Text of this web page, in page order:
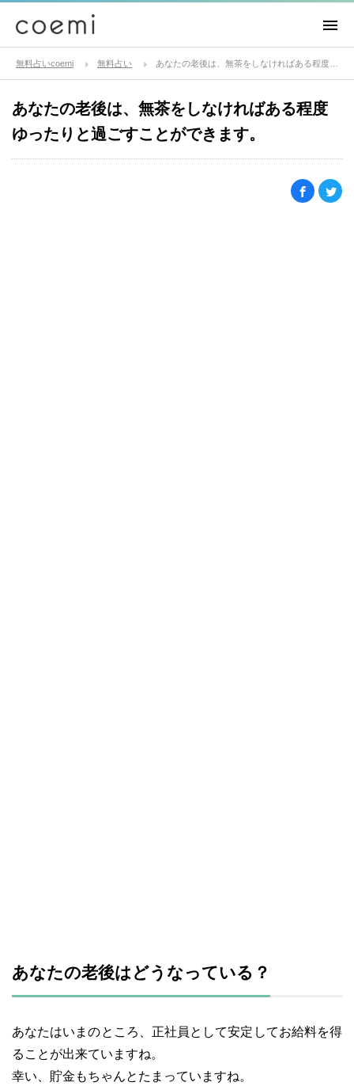
無料占いcoemi 無料占い
あなたの老後は、無茶をしなければある程度
ゆったりと過ごすことができます。
あなたの老後はどうなっている？
あなたはいまのところ、正社員として安定してお給料を得
ることが出来ていますね。
幸い、貯金もちゃんとたまっていますね。